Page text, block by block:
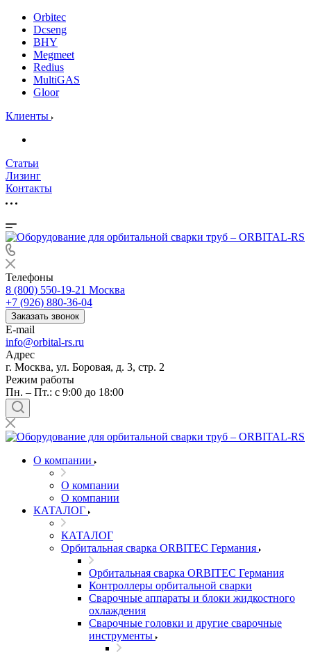
Orbitec
Dcseng
BHY
Megmeet
Redius
MultiGAS
Gloor
Клиенты
Статьи
Лизинг
Контакты
Телефоны
8 (800) 550-19-21 Москва
+7 (926) 880-36-04
Заказать звонок
E-mail
info@orbital-rs.ru
Адрес
г. Москва, ул. Боровая, д. 3, стр. 2
Режим работы
Пн. – Пт.: с 9:00 до 18:00
О компании
О компании
О компании
КАТАЛОГ
КАТАЛОГ
Орбитальная сварка ORBITEC Германия
Орбитальная сварка ORBITEC Германия
Контроллеры орбитальной сварки
Сварочные аппараты и блоки жидкостного
охлаждения
Сварочные головки и другие сварочные
инструменты